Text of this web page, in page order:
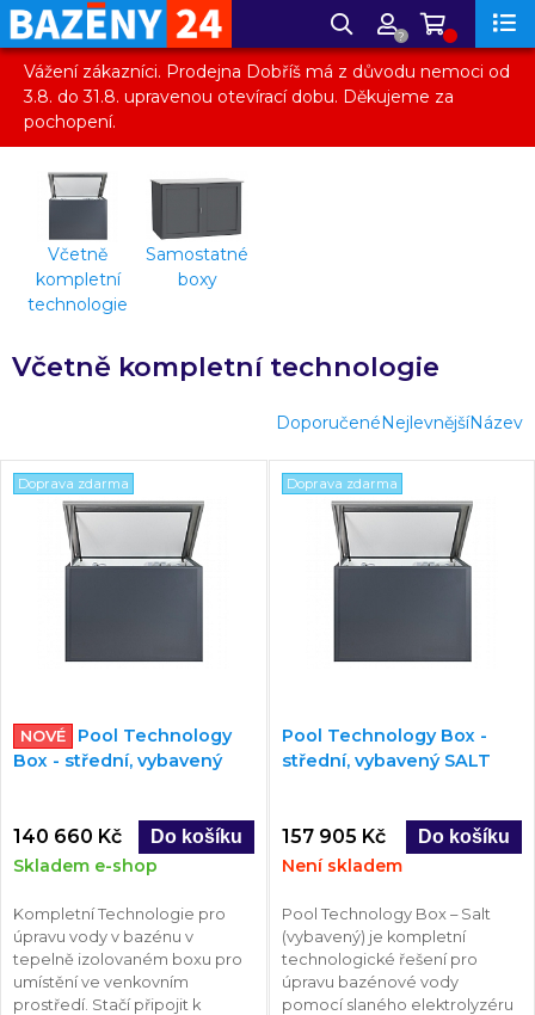
?
Vážení zákazníci. Prodejna Dobříš má z důvodu nemoci od
3.8. do 31.8. upravenou otevírací dobu. Děkujeme za
pochopení.
Včetně
kompletní
technologie
Samostatné
boxy
Včetně kompletní technologie
DoporučenéNejlevnějšíNázev
Doprava zdarma
NOVÉ
Pool Technology
Box - střední, vybavený
140 660 Kč
Skladem e-shop
Kompletní Technologie pro
úpravu vody v bazénu v
tepelně izolovaném boxu pro
umístění ve venkovním
prostředí. Stačí připojit k
Doprava zdarma
Pool Technology Box -
střední, vybavený SALT
157 905 Kč
Není skladem
Pool Technology Box – Salt
(vybavený) je kompletní
technologické řešení pro
úpravu bazénové vody
pomocí slaného elektrolyzéru